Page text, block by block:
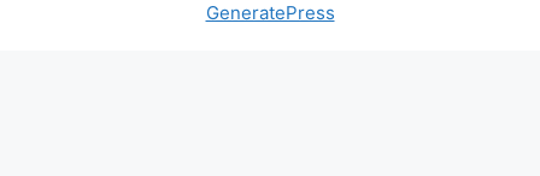
GeneratePress